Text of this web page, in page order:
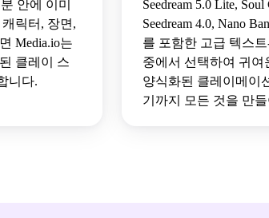
안에 이미
릭터, 장면,
Media.io는
클레이 스
니다.
Seedream 5.0 Lite, Soul
Seedream 4.0, Nano
를 포함한 고급 텍스
중에서 선택하여 귀여
양식화된 클레이메이
기까지 모든 것을 만